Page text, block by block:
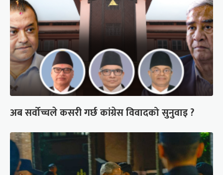
अब सर्वोच्चले कसरी गर्छ कांग्रेस विवादको सुनुवाइ ?